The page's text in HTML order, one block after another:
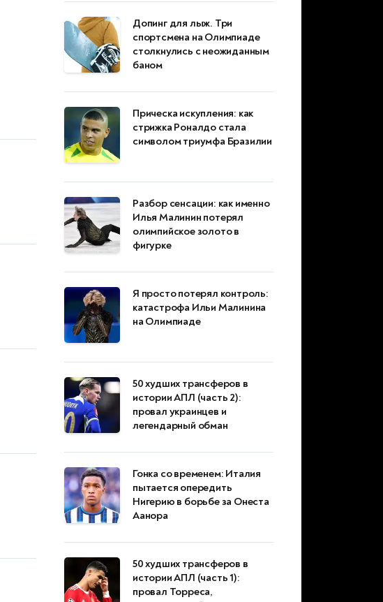
Допинг для лыж. Три
спортсмена на Олимпиаде
столкнулись с неожиданным
баном
Прическа искупления: как
стрижка Роналдо стала
символом триумфа Бразилии
Разбор сенсации: как именно
Илья Малинин потерял
олимпийское золото в
фигурке
Я просто потерял контроль:
катастрофа Ильи Малинина
на Олимпиаде
50 худших трансферов в
истории АПЛ (часть 2):
провал украинцев и
легендарный обман
Гонка со временем: Италия
пытается опередить
Нигерию в борьбе за Онеста
Аанора
50 худших трансферов в
истории АПЛ (часть 1):
провал Торреса,